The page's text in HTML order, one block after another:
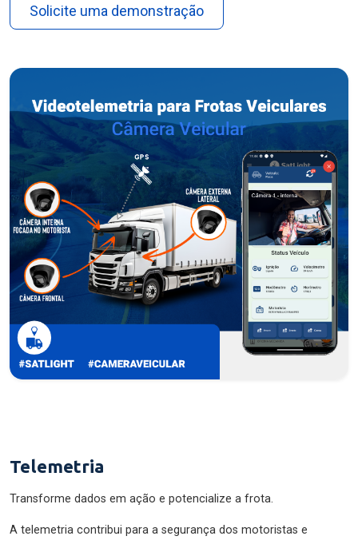
Solicite uma demonstração
Telemetria
Transforme dados em ação e potencialize a frota.
A telemetria contribui para a segurança dos motoristas e